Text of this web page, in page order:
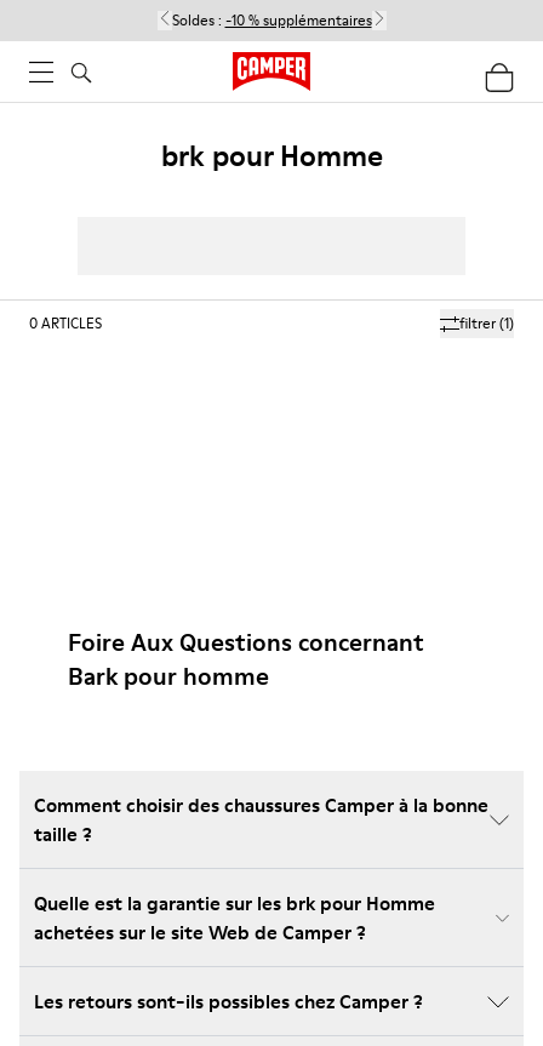
Soldes : -10 % supplémentaires
brk pour Homme
filtrer(1)
0ARTICLES
Foire Aux Questions concernant
Bark pour homme
Comment choisir des chaussures Camper à la bonne
taille ?
Quelle est la garantie sur les brk pour Homme
achetées sur le site Web de Camper ?
Les retours sont-ils possibles chez Camper ?